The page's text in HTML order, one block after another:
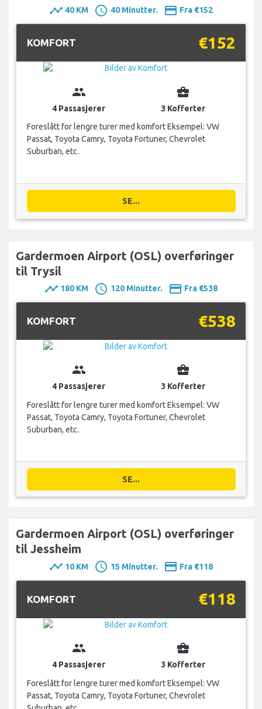
timeline 40 KM schedule 40 Minutter. payment Fra €152
KOMFORT €152
group
4 Passasjerer
business_center
3 Kofferter
Foreslått for lengre turer med komfort Eksempel: VW
Passat, Toyota Camry, Toyota Fortuner, Chevrolet
Suburban, etc.
SE...
Gardermoen Airport (OSL) overføringer
til Trysil
timeline 180 KM schedule 120 Minutter. payment Fra €538
KOMFORT €538
group
4 Passasjerer
business_center
3 Kofferter
Foreslått for lengre turer med komfort Eksempel: VW
Passat, Toyota Camry, Toyota Fortuner, Chevrolet
Suburban, etc.
SE...
Gardermoen Airport (OSL) overføringer
til Jessheim
timeline 10 KM schedule 15 Minutter. payment Fra €118
KOMFORT €118
group
4 Passasjerer
business_center
3 Kofferter
Foreslått for lengre turer med komfort Eksempel: VW
Passat, Toyota Camry, Toyota Fortuner, Chevrolet